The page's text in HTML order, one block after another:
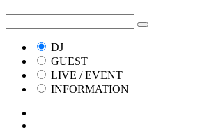
DJ
GUEST
LIVE / EVENT
INFORMATION